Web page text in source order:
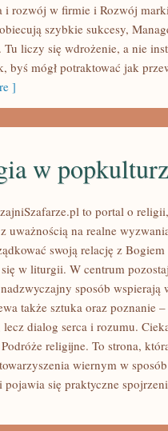
i rozwój w firmie i Rozwój
szybkie sukcesy,
Tu liczy się wdrożenie, a nie
byś mógł potraktować jak
]
w
to portal o
uważnością na realne
swoją relację z
w liturgii. W centrum
sposób wspierają
także sztuka oraz poznanie
lecz dialog serca i rozumu.
religijne. To strona,
wiernym w
pojawia się praktyczne